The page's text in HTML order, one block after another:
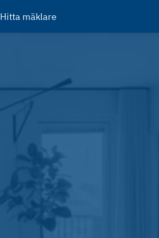
Hitta mäklare